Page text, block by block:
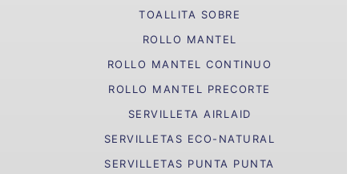
TOALLITA SOBRE
ROLLO MANTEL
ROLLO MANTEL CONTINUO
ROLLO MANTEL PRECORTE
SERVILLETA AIRLAID
SERVILLETAS ECO-NATURAL
SERVILLETAS PUNTA PUNTA